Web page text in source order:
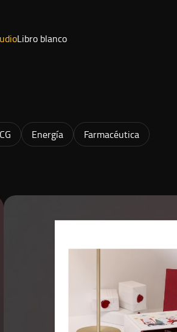
Libro blanco
Energía Farmacéutica